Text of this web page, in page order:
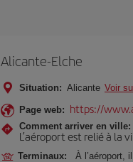
Alicante-Elche
Situation: Alicante Voir
Page web: https://
Comment arriver en ville:
L’aéroport est relié à la
Terminaux: À l’aéroport,